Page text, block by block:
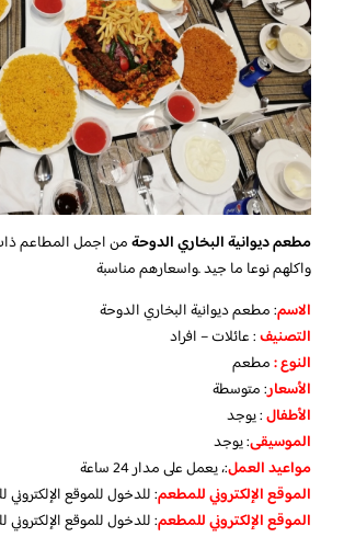
مطعم ديوانية البخاري الدوحةمن اجمل المطاعم
واكلهم نوعا ما جيد .واسعارهم مناسبة
الاسم: مطعم ديوانية البخاري الدوحة
التصنيف: عائلات – افراد
النوع :مطعم
الأسعار:متوسطة
الأطفال:يوجد
الموسيقى:يوجد
مواعيد العمل:، يعمل على مدار 24 ساعة
الموقع الإلكتروني للمطعم: للدخول للموقع
الموقع الإلكتروني للمطعم: للدخول للموقع